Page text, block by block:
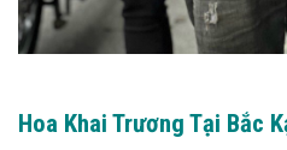
Hoa Khai Trương Tại Bắc